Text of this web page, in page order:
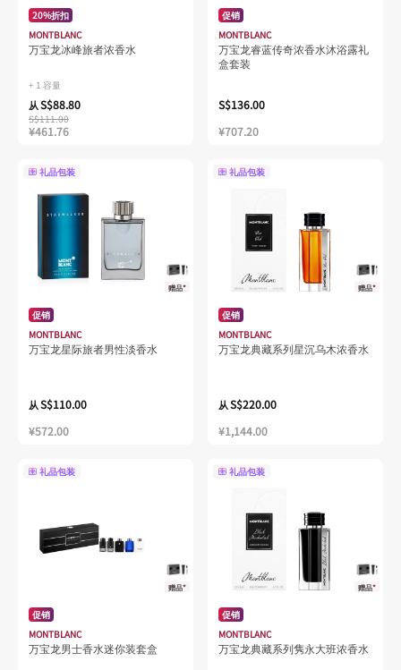
20%折扣
MONTBLANC
万宝龙冰峰旅者浓香水
+ 1 容量
从S$88.80
S$111.00
¥461.76
促销
MONTBLANC
万宝龙睿蓝传奇浓香水沐浴露礼
盒套装
S$136.00
¥707.20
礼品包装
赠品*
促销
MONTBLANC
万宝龙星际旅者男性淡香水
从S$110.00
¥572.00
礼品包装
赠品*
促销
MONTBLANC
万宝龙典藏系列星沉乌木浓香水
从S$220.00
¥1,144.00
礼品包装
赠品*
促销
MONTBLANC
万宝龙男士香水迷你装套盒
礼品包装
赠品*
促销
MONTBLANC
万宝龙典藏系列隽永大班浓香水